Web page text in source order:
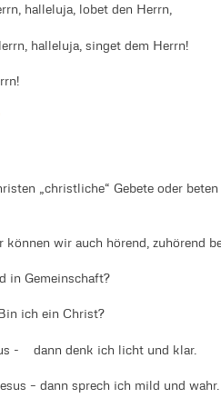
halleluja, lobet den Herrn,
halleluja, singet dem Herrn!
„christliche“ Gebete oder
können wir auch hörend, zuhörend
in Gemeinschaft?
ich ein Christ?
dann denk ich licht und klar.
– dann sprech ich mild und wahr.